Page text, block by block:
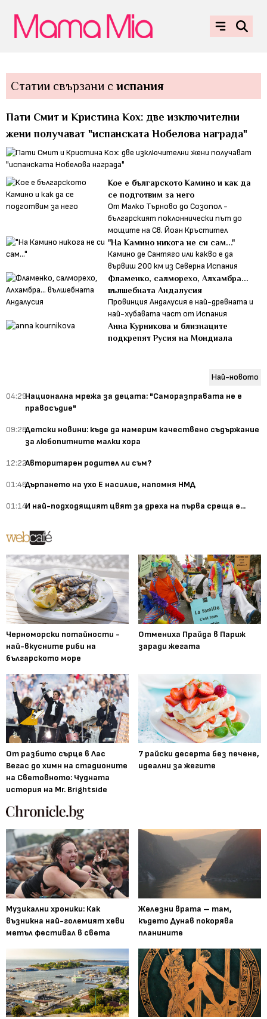
Статии свързани с испания
Пати Смит и Кристина Кох: две изключителни
жени получават "испанската Нобелова награда"
Кое е българското Камино и как да
се подготвим за него
От Малко Търново до Созопол -
българският поклоннически път до
мощите на Св. Йоан Кръстител
"На Камино никога не си сам..."
Камино де Сантяго или какво е да
вървиш 200 км из Северна Испания
Фламенко, салморехо, Алхамбра...
вълшебната Андалусия
Провинция Андалусия е най-древната и
най-хубавата част от Испания
Анна Курникова и близнаците
подкрепят Русия на Мондиала
Най-новото
04:29Национална мрежа за децата: "Саморазправата не е
правосъдие"
09:28Детски новини: къде да намерим качествено съдържание
за любопитните малки хора
12:22Авторитарен родител ли съм?
01:46Дърпането на ухо Е насилие, напомня НМД
01:14И най-подходящият цвят за дреха на първа среща е...
Черноморски потайности -
най-вкусните риби на
българското море
Отмениха Прайда в Париж
заради жегата
От разбито сърце в Лас
Вегас до химн на стадионите
на Световното: Чудната
история на Mr. Brightside
7 райски десерта без печене,
идеални за жегите
Музикални хроники: Как
възникна най-големият хеви
метъл фестивал в света
Железни врата – там,
където Дунав покорява
планините